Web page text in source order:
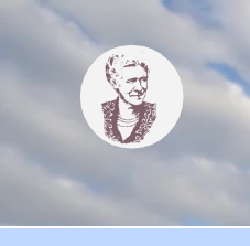
content